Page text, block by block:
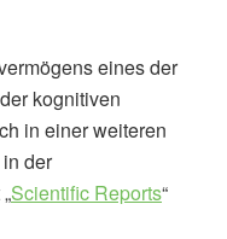
eines der
kognitiven
in einer weiteren
der
Scientific Reports“